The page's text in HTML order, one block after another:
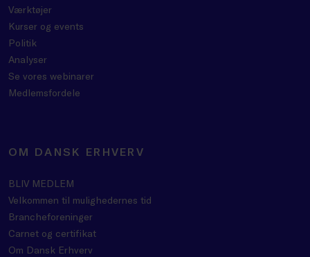
Værktøjer
Kurser og events
Politik
Analyser
Se vores webinarer
Medlemsfordele
OM DANSK ERHVERV
BLIV MEDLEM
Velkommen til mulighedernes tid
Brancheforeninger
Carnet og certifikat
Om Dansk Erhverv